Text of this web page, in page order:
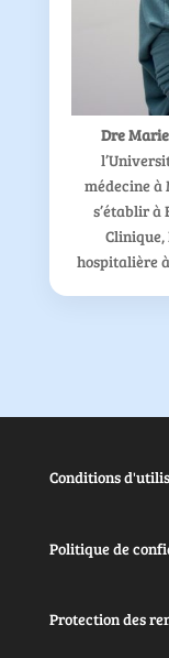
Dre
médecine à
s’établir à
hospitalière
Conditions
Politique de
Protection des